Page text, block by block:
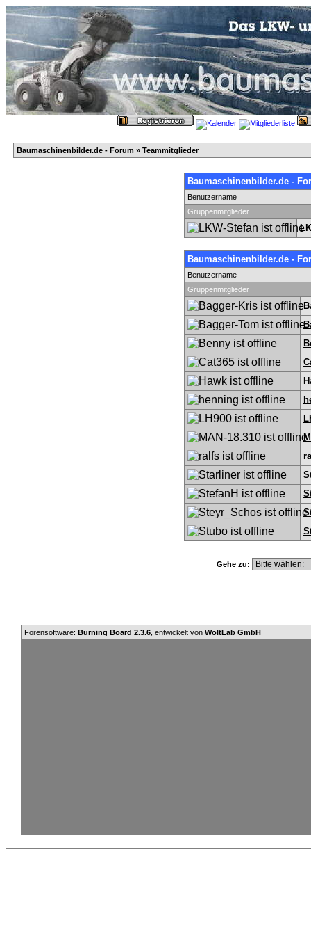
Baumaschinenbilder.de - Forum » Teammitglieder
Baumaschinenbilder.de -
Benutzername
Gruppenmitglieder
Baumaschinenbilder.de -
Benutzername
Gruppenmitglieder
Gehe zu:
Forensoftware: Burning Board 2.3.6 , entwickelt von WoltLab GmbH